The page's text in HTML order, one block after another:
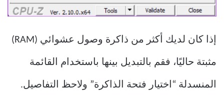
إذا كان لديك أكثر من ذاكرة وصول عشوائي (RAM)
مثبتة حاليًا، فقم بالتبديل بينها باستخدام القائمة
المنسدلة “اختيار فتحة الذاكرة” ولاحظ التفاصيل.